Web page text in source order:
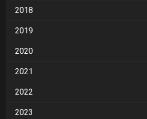
2018
2019
2020
2021
2022
2023